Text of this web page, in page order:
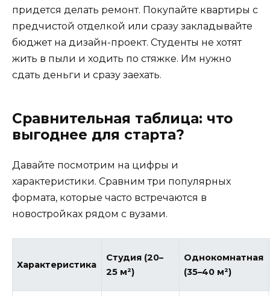
придется делать ремонт. Покупайте квартиры с
предчистой отделкой или сразу закладывайте
бюджет на дизайн-проект. Студенты не хотят
жить в пыли и ходить по стяжке. Им нужно
сдать деньги и сразу заехать.
Сравнительная таблица: что
выгоднее для старта?
Давайте посмотрим на цифры и
характеристики. Сравним три популярных
формата, которые часто встречаются в
новостройках рядом с вузами.
Характеристика
Студия (20–
25 м²)
Однокомнатная
(35–40 м²)